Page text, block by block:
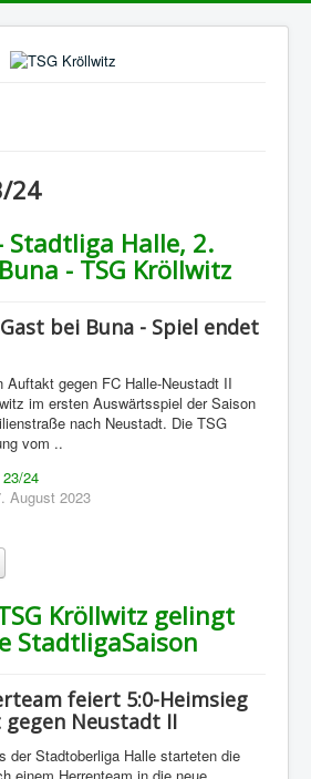
24
Stadtliga Halle, 2.
- TSG Kröllwitz
bei Buna - Spiel endet
Auftakt gegen FC Halle-Neustadt II
im ersten Auswärtsspiel der Saison
nach Neustadt. Die TSG
vom ..
24
August 2023
Kröllwitz gelingt
StadtligaSaison
feiert 5:0-Heimsieg
Neustadt II
der Stadtoberliga Halle starteten die
einem Herrenteam in die neue